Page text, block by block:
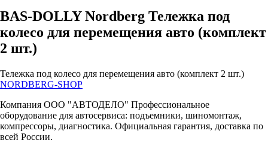
BAS-DOLLY Nordberg Тележка под
колесо для перемещения авто (комплект
2 шт.)
Тележка под колесо для перемещения авто (комплект 2 шт.)
NORDBERG-SHOP
Компания ООО "АВТОДЕЛО" Профессиональное
оборудование для автосервиса: подъемники, шиномонтаж,
компрессоры, диагностика. Официальная гарантия, доставка по
всей России.